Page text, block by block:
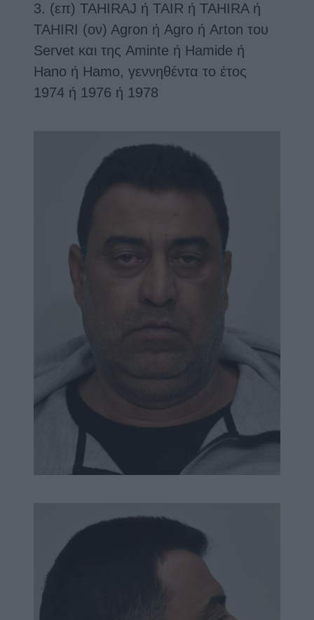
3. (επ) TAHIRAJ ή TAIR ή TAHIRA ή
TAHIRI (ον) Agron ή Agro ή Arton του
Servet και της Aminte ή Hamide ή
Hano ή Hamo, γεννηθέντα το έτος
1974 ή 1976 ή 1978